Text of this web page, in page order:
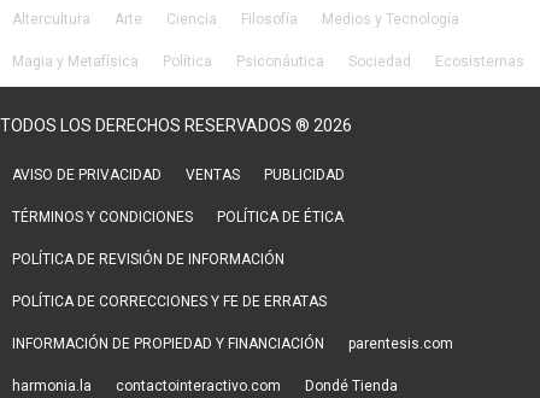
Altercultura Arte Ciencia Filosofía Medios y Tecnología
Magia y Metafísica Política Psiconáutica Sociedad Ecosistemas
TODOS LOS DERECHOS RESERVADOS ® 2026
AVISO DE PRIVACIDAD VENTAS PUBLICIDAD
TÉRMINOS Y CONDICIONES POLÍTICA DE ÉTICA
POLÍTICA DE REVISIÓN DE INFORMACIÓN
POLÍTICA DE CORRECCIONES Y FE DE ERRATAS
INFORMACIÓN DE PROPIEDAD Y FINANCIACIÓN parentesis.com
harmonia.la contactointeractivo.com Dondé Tienda